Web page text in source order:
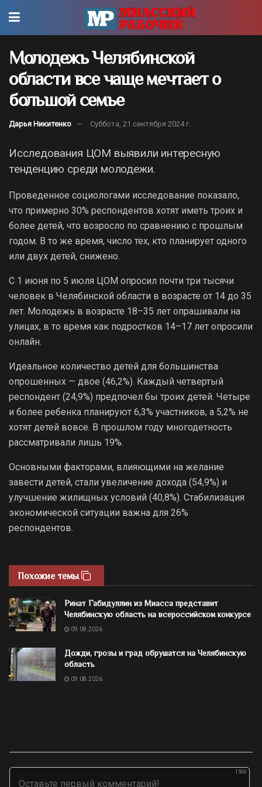
Молодежь Челябинской
области все чаще мечтает о
большой семье
Дарья Никитенко Суббота, 21 сентября 2024 г.
Исследования ЦОМ выявили интересную
тенденцию среди молодежи.
Проведенное социологами исследование показало,
что примерно 30% респондентов хотят иметь троих и
более детей, что возросло по сравнению с прошлым
годом. В то же время, число тех, кто планирует одного
или двух детей, снижено.
С 1 июня по 5 июля ЦОМ опросил почти три тысячи
человек в Челябинской области в возрасте от 14 до 35
лет. Молодежь в возрасте 18–35 лет опрашивали на
улицах, в то время как подростков 14–17 лет опросили
онлайн.
Идеальное количество детей для большинства
опрошенных — двое (46,2%). Каждый четвертый
респондент (24,9%) предпочел бы троих детей. Четыре
и более ребенка планируют 6,3% участников, а 5,2% не
хотят детей вовсе. В прошлом году многодетность
рассматривали лишь 19%.
Основными факторами, влияющими на желание
завести детей, стали увеличение дохода (54,9%) и
улучшение жилищных условий (40,8%). Стабилизация
экономической ситуации важна для 26%
респондентов.
Похожие темы
Ринат Габидуллин из Миасса представит
Челябинскую область на всероссийском конкурсе
09.08.2026
Дожди, грозы и град обрушатся на Челябинскую
область
09.08.2026
1500